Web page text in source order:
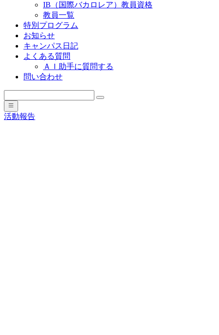
IB（国際バカロレア）教員資格
教員一覧
特別プログラム
お知らせ
キャンパス日記
よくある質問
ＡＩ助手に質問する
問い合わせ
活動報告